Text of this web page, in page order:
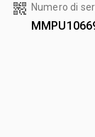
Numero di